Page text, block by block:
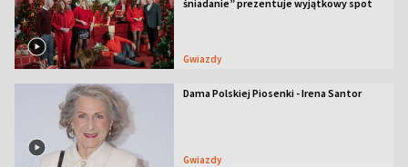
śniadanie” prezentuje wyjątkowy spot
Gwiazdy
Dama Polskiej Piosenki - Irena Santor
Gwiazdy